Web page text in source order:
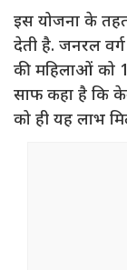
इस योजना के
देती है. जनरल
की महिलाओं को
साफ कहा है कि
को ही यह लाभ